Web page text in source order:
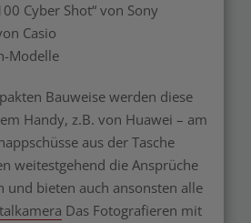
Cyber Shot“ von Sony
Casio
Modelle
Bauweise werden diese
Handy, z.B. von Huawei – am
aus der Tasche
weitestgehend die Ansprüche
und bieten auch ansonsten alle
Das Fotografieren mit